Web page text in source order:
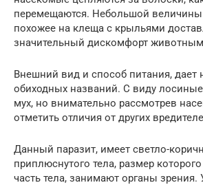
перемещаются. Небольшой
похожее на клеща с крыльями
значительный дискомфорт
Внешний вид и способ питания, дает
обиходных названий. С виду
мух, но внимательно рассмотрев
отметить отличия от других
Данный паразит, имеет светло-
приплюснутого тела, размер
часть тела, занимают органы зрения.